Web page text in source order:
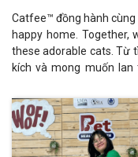
Catfee™ đồng hành cùng WagWel
happy home. Together,
these adorable cats. Từ tình yêu dành cho những bé mèo; sự cảm
kích và mong muốn lan
rất nhiều khó khăn và
chủ trạm. Catfee mong
thông qua việc hỗ trợ
bé mèo môi trường